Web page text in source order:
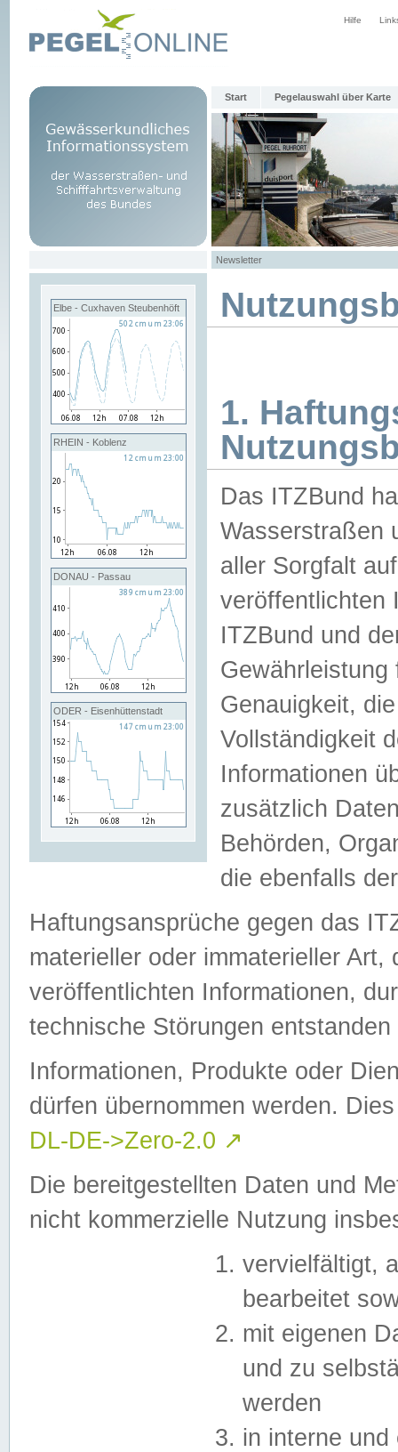
Hilfe
Start Pegelauswahl über Karte
Newsletter
Elbe - Cuxhaven Steubenhöft
RHEIN - Koblenz
DONAU - Passau
ODER - Eisenhüttenstadt
1.
Das ITZBund
Wasserstraßen
aller Sorgfalt
veröffentlichten
ITZBund und
Genauigkeit,
Vollständigkeit
Informationen
zusätzlich
Behörden,
die ebenfalls
Haftungsansprüche gegen das
materieller oder immaterieller
veröffentlichten Informationen,
technische Störungen
Informationen, Produkte oder
dürfen übernommen werden.
DL-DE->Zero-2.0 ↗
Die bereitgestellten Daten und
nicht kommerzielle Nutzung
vervielfältigt,
bearbeitet
mit eigenen
und zu
werden
in interne